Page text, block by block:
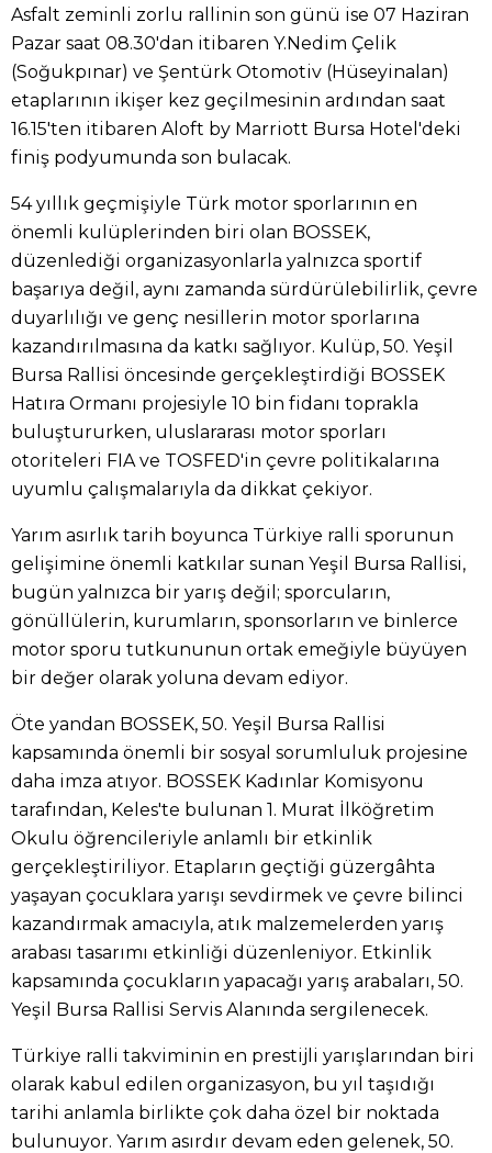
Asfalt zeminli zorlu rallinin son günü ise 07 Haziran
Pazar saat 08.30'dan itibaren Y.Nedim Çelik
(Soğukpınar) ve Şentürk Otomotiv (Hüseyinalan)
etaplarının ikişer kez geçilmesinin ardından saat
16.15'ten itibaren Aloft by Marriott Bursa Hotel'deki
finiş podyumunda son bulacak.
54 yıllık geçmişiyle Türk motor sporlarının en
önemli kulüplerinden biri olan BOSSEK,
düzenlediği organizasyonlarla yalnızca sportif
başarıya değil, aynı zamanda sürdürülebilirlik, çevre
duyarlılığı ve genç nesillerin motor sporlarına
kazandırılmasına da katkı sağlıyor. Kulüp, 50. Yeşil
Bursa Rallisi öncesinde gerçekleştirdiği BOSSEK
Hatıra Ormanı projesiyle 10 bin fidanı toprakla
buluştururken, uluslararası motor sporları
otoriteleri FIA ve TOSFED'in çevre politikalarına
uyumlu çalışmalarıyla da dikkat çekiyor.
Yarım asırlık tarih boyunca Türkiye ralli sporunun
gelişimine önemli katkılar sunan Yeşil Bursa Rallisi,
bugün yalnızca bir yarış değil; sporcuların,
gönüllülerin, kurumların, sponsorların ve binlerce
motor sporu tutkununun ortak emeğiyle büyüyen
bir değer olarak yoluna devam ediyor.
Öte yandan BOSSEK, 50. Yeşil Bursa Rallisi
kapsamında önemli bir sosyal sorumluluk projesine
daha imza atıyor. BOSSEK Kadınlar Komisyonu
tarafından, Keles'te bulunan 1. Murat İlköğretim
Okulu öğrencileriyle anlamlı bir etkinlik
gerçekleştiriliyor. Etapların geçtiği güzergâhta
yaşayan çocuklara yarışı sevdirmek ve çevre bilinci
kazandırmak amacıyla, atık malzemelerden yarış
arabası tasarımı etkinliği düzenleniyor. Etkinlik
kapsamında çocukların yapacağı yarış arabaları, 50.
Yeşil Bursa Rallisi Servis Alanında sergilenecek.
Türkiye ralli takviminin en prestijli yarışlarından biri
olarak kabul edilen organizasyon, bu yıl taşıdığı
tarihi anlamla birlikte çok daha özel bir noktada
bulunuyor. Yarım asırdır devam eden gelenek, 50.